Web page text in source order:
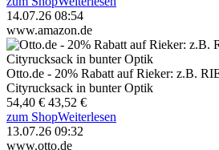
14.07.26 08:54
www.amazon.de
Otto.de - 20% Rabatt auf Rieker: z.B.
Cityrucksack in bunter Optik
54,40 € 43,52 €
zum ShopWeiterlesen
13.07.26 09:32
www.otto.de